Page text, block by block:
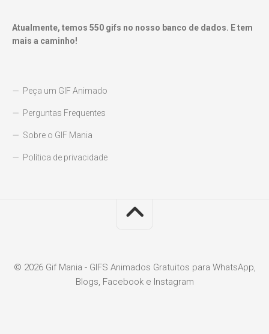
Atualmente, temos 550 gifs no nosso banco de dados. E tem
mais a caminho!
Peça um GIF Animado
Perguntas Frequentes
Sobre o GIF Mania
Política de privacidade
© 2026 Gif Mania - GIFS Animados Gratuitos para WhatsApp,
Blogs, Facebook e Instagram